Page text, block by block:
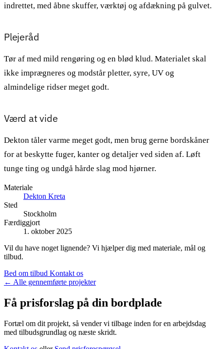
indrettet, med åbne skuffer, værktøj og afdækning på gulvet.
Plejeråd
Tør af med mild rengøring og en blød klud. Materialet skal
ikke imprægneres og modstår pletter, syre, UV og
almindelige ridser meget godt.
Værd at vide
Dekton tåler varme meget godt, men brug gerne bordskåner
for at beskytte fuger, kanter og detaljer ved siden af. Løft
tunge ting og undgå hårde slag mod hjørner.
Materiale
Dekton Kreta
Sted
Stockholm
Færdiggjort
1. oktober 2025
Vil du have noget lignende? Vi hjælper dig med materiale, mål og
tilbud.
Bed om tilbud Kontakt os
← Alle gennemførte projekter
Få prisforslag på din bordplade
Fortæl om dit projekt, så vender vi tilbage inden for en arbejdsdag
med tilbudsgrundlag og næste skridt.